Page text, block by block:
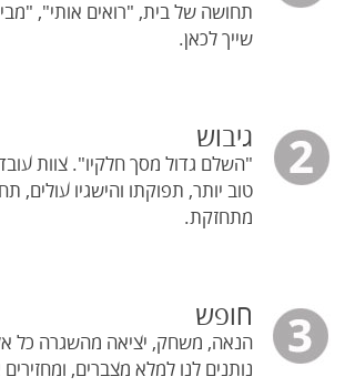
תחושה של בית, "רואים אותי",
שייך לכאן.
גיבוש
"השלם גדול מסך חלקיו". צוות
טוב יותר, תפוקתו והישגיו עולים,
מתחזקת.
חופש
הנאה, משחק, יציאה מהשגרה כל
נותנים לנו למלא מצברים, ומחזירים